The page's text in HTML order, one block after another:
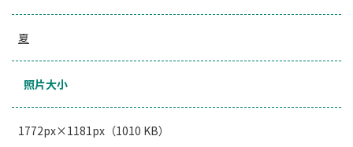
夏
照片大小
1772px×1181px（1010 KB）